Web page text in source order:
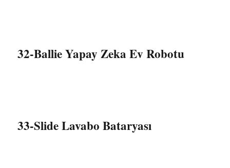
32-Ballie Yapay Zeka Ev Robotu
33-Slide Lavabo Bataryası